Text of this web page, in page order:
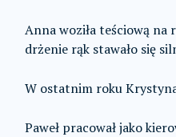
Anna woziła teściową na
drżenie rąk stawało się
W ostatnim roku
Paweł pracował jako